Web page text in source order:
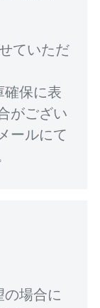
ていただ
確保に表
がござい
ールにて
場合に